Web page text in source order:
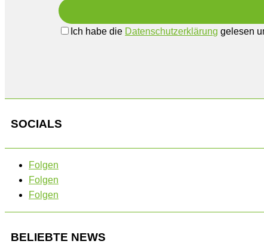
Ich habe die Datenschutzerklärung gelesen
SOCIALS
Folgen
Folgen
Folgen
BELIEBTE NEWS